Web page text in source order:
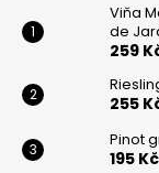
Viňa
de
259
255
Pinot
195 Kč